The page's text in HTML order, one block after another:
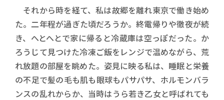
それから時を経て、私は故郷を離れ東京で働き始め
た。二年程が過ぎた頃だろうか。終電帰りや徹夜が続
き、へとへとで家に帰ると冷蔵庫は空っぽだった。か
ろうじて見つけた冷凍ご飯をレンジで温めながら、荒
れ放題の部屋を眺めた。姿見に映る私は、睡眠と栄養
の不足で髪の毛も肌も眼球もパサパサ、ホルモンバラ
ンスの乱れからか、当時はうら若き乙女と呼ばれても